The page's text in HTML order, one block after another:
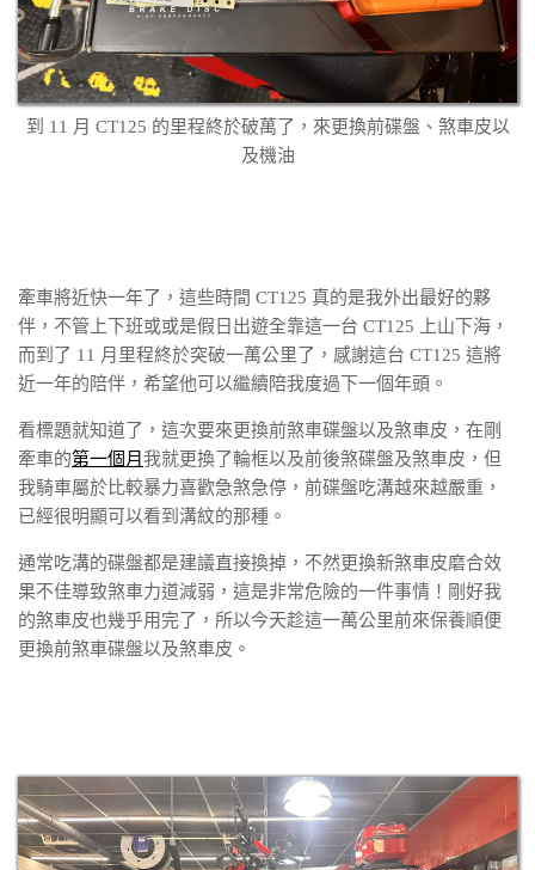
到 11 月 CT125 的里程終於破萬了，來更換前碟盤、煞車皮以
及機油
牽車將近快一年了，這些時間 CT125 真的是我外出最好的夥
伴，不管上下班或或是假日出遊全靠這一台 CT125 上山下海，
而到了 11 月里程終於突破一萬公里了，感謝這台 CT125 這將
近一年的陪伴，希望他可以繼續陪我度過下一個年頭。
看標題就知道了，這次要來更換前煞車碟盤以及煞車皮，在剛
牽車的第一個月我就更換了輪框以及前後煞碟盤及煞車皮，但
我騎車屬於比較暴力喜歡急煞急停，前碟盤吃溝越來越嚴重，
已經很明顯可以看到溝紋的那種。
通常吃溝的碟盤都是建議直接換掉，不然更換新煞車皮磨合效
果不佳導致煞車力道減弱，這是非常危險的一件事情！剛好我
的煞車皮也幾乎用完了，所以今天趁這一萬公里前來保養順便
更換前煞車碟盤以及煞車皮。